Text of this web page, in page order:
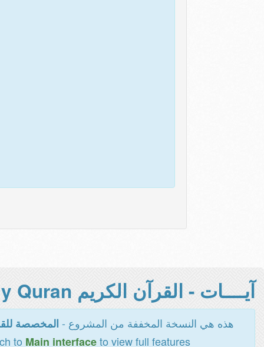
آيــــات - القرآن الكريم Holy Quran -
هذه هي النسخة المخففة من المشروع - المخصصة
to Main interfaceto view full features